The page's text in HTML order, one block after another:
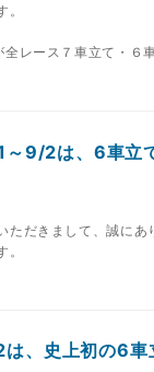
レース７車立て・６
9/2は、6車立
だきまして、誠にあ
、史上初の6車